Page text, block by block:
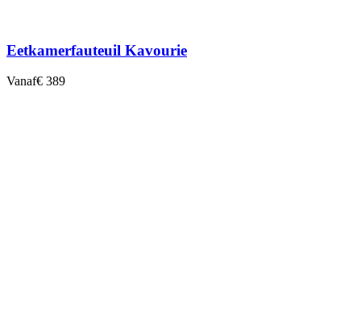
Eetkamerfauteuil Kavourie
Vanaf€ 389